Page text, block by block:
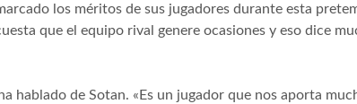
los méritos de sus jugadores durante esta
que el equipo rival genere ocasiones y eso dice
hablado de Sotan. «Es un jugador que nos aporta